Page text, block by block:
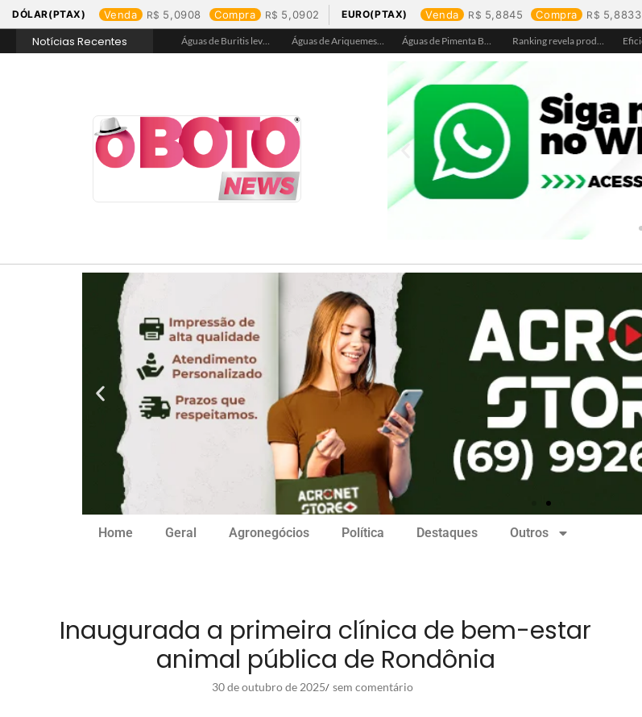
DÓLAR(PTAX) Venda 5,0908 Compra 5,0902 EURO(PTAX) Venda 5,8845 Compra 5,8833
Notícias Recentes Águas de Buritis leva hidratação e conscientização ao Festival de Flores de Holambra Águas de Ariquemes leva atendimento itinerante e orientações ao Distrito de Bom Futuro neste sábado, 25 Águas de Pimenta Bueno amplia rede de abastecimento e leva água tratada para moradores da região do aeroporto Ranking revela produtos mais comprados em cada estado e aponta drone como destaque em Rondônia
Home Geral Agronegócios Política Destaques Outros
Inaugurada a primeira clínica de bem-estar
animal pública de Rondônia
30 de outubro de 2025/ sem comentário